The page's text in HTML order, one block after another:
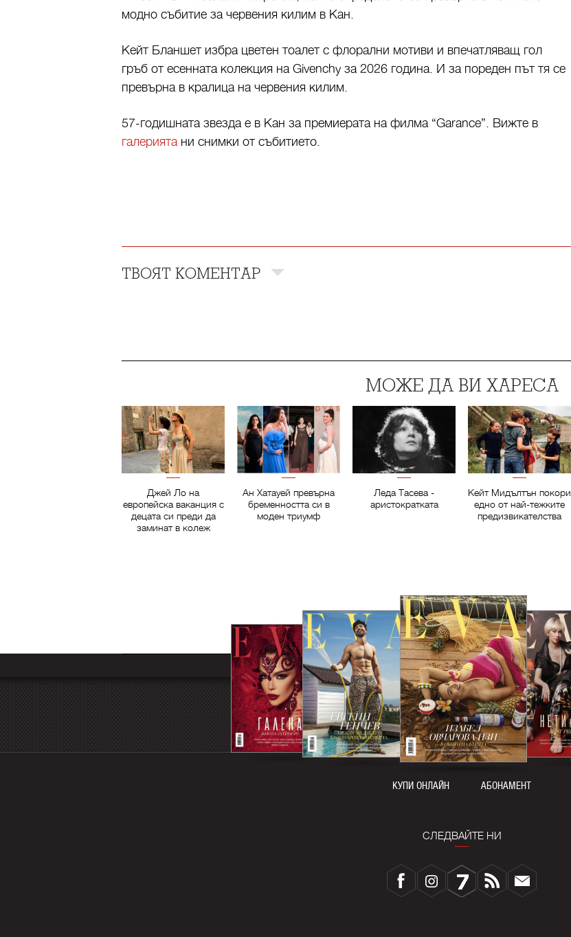
модно събитие за червения килим в Кан.
Кейт Бланшет избра цветен тоалет с флорални мотиви и впечатляващ гол
гръб от есенната колекция на Givenchy за 2026 година. И за пореден път тя се
превърна в кралица на червения килим.
57-годишната звезда е в Кан за премиерата на филма “Garance”. Вижте в
галериятани снимки от събитието.
ТВОЯТ КОМЕНТАР
МОЖЕ ДА ВИ ХАРЕСА
Джей Ло на
европейска ваканция с
децата си преди да
заминат в колеж
Ан Хатауей превърна
бременността си в
моден триумф
Леда Тасева -
аристократката
Кейт Мидълтън покори
едно от най-тежките
предизвикателства
КУПИ ОНЛАЙН АБОНАМЕНТ
СЛЕДВАЙТЕ НИ